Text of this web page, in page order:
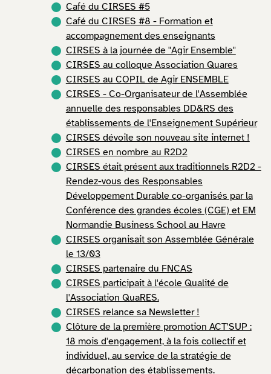
Café du CIRSES #5
Café du CIRSES #8 - Formation et
accompagnement des enseignants
CIRSES à la journée de "Agir Ensemble"
CIRSES au colloque Association Quares
CIRSES au COPIL de Agir ENSEMBLE
CIRSES - Co-Organisateur de l'Assemblée
annuelle des responsables DD&RS des
établissements de l'Enseignement Supérieur
CIRSES dévoile son nouveau site internet !
CIRSES en nombre au R2D2
CIRSES était présent aux traditionnels R2D2 -
Rendez-vous des Responsables
Développement Durable co-organisés par la
Conférence des grandes écoles (CGE) et EM
Normandie Business School au Havre
CIRSES organisait son Assemblée Générale
le 13/03
CIRSES partenaire du FNCAS
CIRSES participait à l'école Qualité de
l'Association QuaRES.
CIRSES relance sa Newsletter !
Clôture de la première promotion ACT'SUP :
18 mois d'engagement, à la fois collectif et
individuel, au service de la stratégie de
décarbonation des établissements.